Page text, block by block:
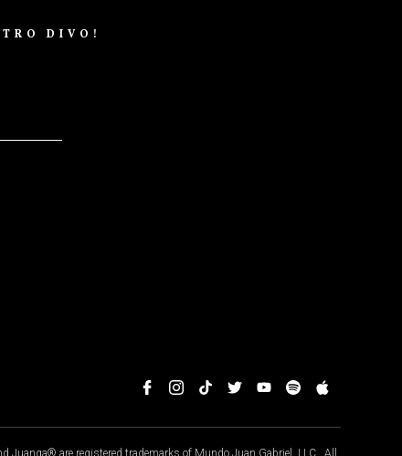
DIVO!
are registered trademarks of Mundo Juan Gabriel, LLC. All